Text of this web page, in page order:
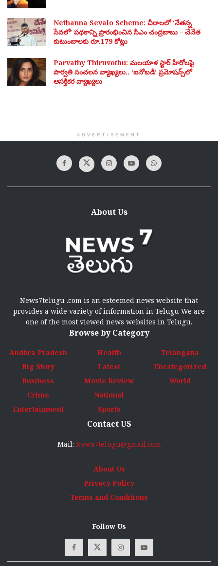
Nethanna Sevalo Scheme: చీరాలలో ‘నేతన్న
సేవలో’ పథకాన్ని ప్రారంభించిన సీఎం చంద్రబాబు – చేనేత
కుటుంబాలకు రూ.179 కోట్లు
Parvathy Thiruvothu: మలయాళ స్టార్ హీరోలపై
పార్వతి సంచలన వ్యాఖ్యలు.. ‘ఐనోబడీ’ ప్రమోషన్స్‌లో
ఆసక్తికర వ్యాఖ్యలు
ADVERTISEMENT
About Us
News7telugu .com is an esteemed news website that
provides a wide variety of information in Telugu We are
one of the most viewed news websites in Telugu.
Browse by Category
Andhra Pradesh
Big Story
Business
Crime
Entertainment
Health
Latest
Movie Review
National
Sports
Telangana
Uncategorized
World
Contact US
Mail: News7telugu@gmail.com
About Us
Privacy Policy
Terms and Conditions
Follow Us